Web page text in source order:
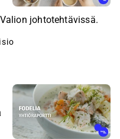
johtotehtävissä.